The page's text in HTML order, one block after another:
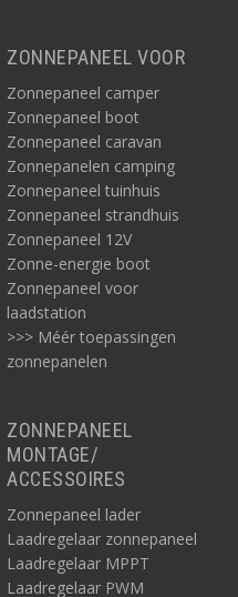
ZONNEPANEEL VOOR
Zonnepaneel camper
Zonnepaneel boot
Zonnepaneel caravan
Zonnepanelen camping
Zonnepaneel tuinhuis
Zonnepaneel strandhuis
Zonnepaneel 12V
Zonne-energie boot
Zonnepaneel voor
laadstation
>>> Méér toepassingen
zonnepanelen
ZONNEPANEEL
MONTAGE/
ACCESSOIRES
Zonnepaneel lader
Laadregelaar zonnepaneel
Laadregelaar MPPT
Laadregelaar PWM